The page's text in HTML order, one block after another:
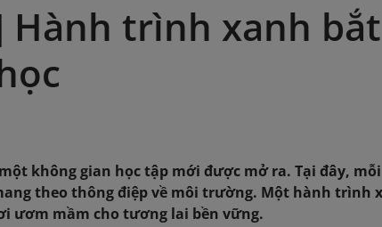
Hành trình xanh bắt
không gian học tập mới được mở ra. Tại đây, mỗi
theo thông điệp về môi trường. Một hành trình
ươm mầm cho tương lai bền vững.